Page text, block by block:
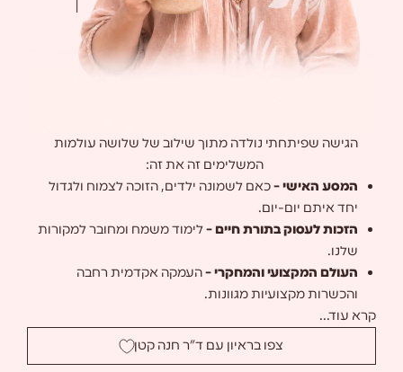
הגישה שפיתחתי נולדה מתוך שילוב של שלושה עולמות
המשלימים זה את זה:
המסע האישי –כאם לשמונה ילדים, הזוכה לצמוח ולגדול
יחד איתם יום-יום.
הזכות לעסוק בתורת חיים –לימוד משמח ומחובר למקורות
שלנו.
העולם המקצועי והמחקרי –העמקה אקדמית רחבה
והכשרות מקצועיות מגוונות.
קרא עוד...
צפו בראיון עם ד”ר חנה קטן